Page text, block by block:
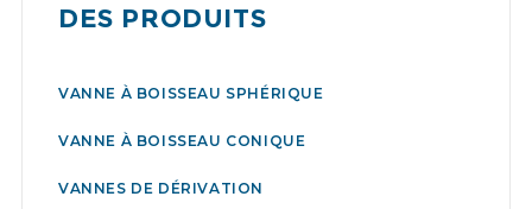
DES PRODUITS
VANNE À BOISSEAU SPHÉRIQUE
VANNE À BOISSEAU CONIQUE
VANNES DE DÉRIVATION